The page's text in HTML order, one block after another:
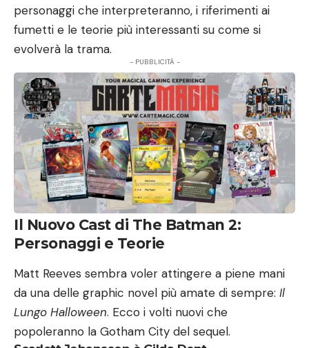
personaggi che interpreteranno, i riferimenti ai
fumetti e le teorie più interessanti su come si
evolverà la trama.
- PUBBLICITÀ -
Il Nuovo Cast di The Batman 2:
Personaggi e Teorie
Matt Reeves sembra voler attingere a piene mani
da una delle graphic novel più amate di sempre: Il
Lungo Halloween. Ecco i volti nuovi che
popoleranno la Gotham City del sequel.